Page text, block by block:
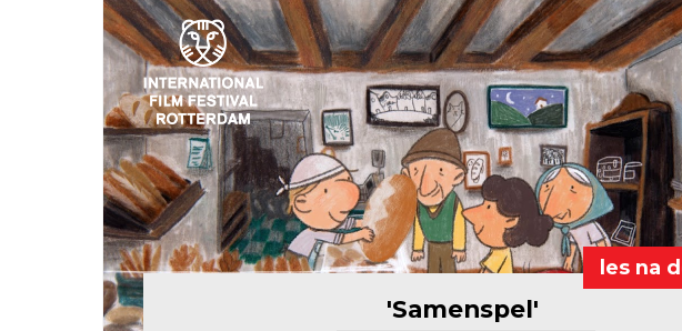
'Samenspel'
les na